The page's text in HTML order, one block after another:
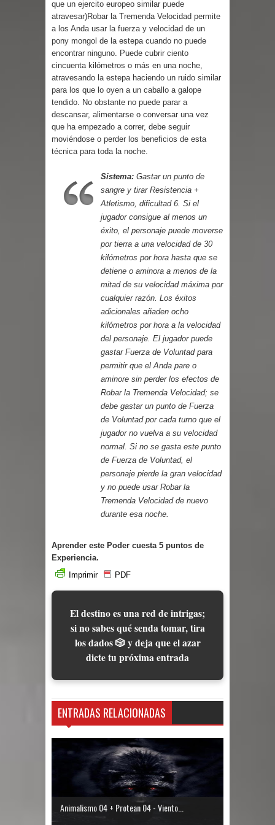
que un ejercito europeo similar puede
atravesar)Robar la Tremenda Velocidad permite
a los Anda usar la fuerza y velocidad de un
pony mongol de la estepa cuando no puede
encontrar ninguno. Puede cubrir ciento
cincuenta kilómetros o más en una noche,
atravesando la estepa haciendo un ruido similar
para los que lo oyen a un caballo a galope
tendido. No obstante no puede parar a
descansar, alimentarse o conversar una vez
que ha empezado a correr, debe seguir
moviéndose o perder los beneficios de esta
técnica para toda la noche.
Sistema: Gastar un punto de
sangre y tirar Resistencia +
Atletismo, dificultad 6. Si el
jugador consigue al menos un
éxito, el personaje puede moverse
por tierra a una velocidad de 30
kilómetros por hora hasta que se
detiene o aminora a menos de la
mitad de su velocidad máxima por
cualquier razón. Los éxitos
adicionales añaden ocho
kilómetros por hora a la velocidad
del personaje. El jugador puede
gastar Fuerza de Voluntad para
permitir que el Anda pare o
aminore sin perder los efectos de
Robar la Tremenda Velocidad; se
debe gastar un punto de Fuerza
de Voluntad por cada turno que el
jugador no vuelva a su velocidad
normal. Si no se gasta este punto
de Fuerza de Voluntad, el
personaje pierde la gran velocidad
y no puede usar Robar la
Tremenda Velocidad de nuevo
durante esa noche.
Aprender este Poder cuesta 5 puntos de
Experiencia.
Imprimir
PDF
El destino es una red de intrigas;
si no sabes qué senda tomar, tira
los dados 🎲 y deja que el azar
dicte tu próxima entrada
ENTRADAS RELACIONADAS
Animalismo 04 + Protean 04 - Viento...